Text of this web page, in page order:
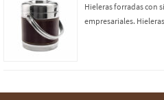
Hieleras forradas con
empresariales.